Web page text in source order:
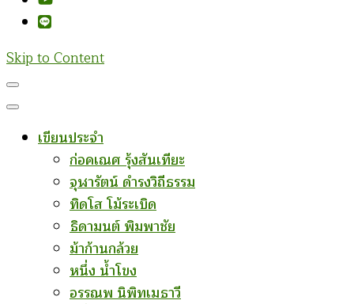
Skip to Content
เขียนประจำ
ก่อคเณศ รุ้งสันเทียะ
จุฬารัตน์ ดำรงวิถีธรรม
ทิดโส โม้ระเบิด
ธิดามนต์ พิมพาชัย
ม้าก้านกล้วย
หนึ่ง น้ำโขง
อรรณพ นิพิทเมธาวี